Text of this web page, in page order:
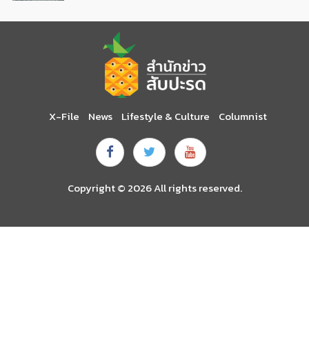
X-File News Lifestyle & Culture Columnist
Copyright © 2026 All rights reserved.